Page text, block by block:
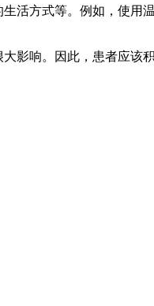
活方式等。例如，使
影响。因此，患者应该